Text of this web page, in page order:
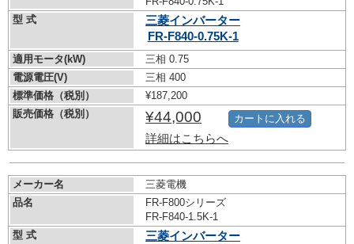
型 式
三菱インバーター
FR-F840-0.75K-1
適用モータ(kW)
三相 0.75
電源電圧(V)
三相 400
標準価格（税別）
¥187,200
販売価格（税別）
¥44,000
詳細はこちらへ
カートに入れる
メーカー名
三菱電機
品名
FR-F800シリーズ
FR-F840-1.5K-1
型 式
三菱インバーター